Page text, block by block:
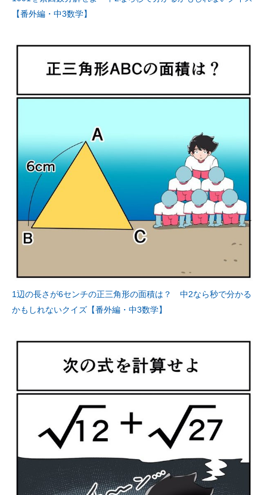
【番外編・中3数学】
1辺の長さが6センチの正三角形の面積は？ 中2なら秒で分かる
かもしれないクイズ【番外編・中3数学】